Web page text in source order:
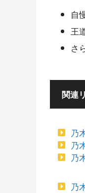
自
王
さ
関連
乃
乃
乃
乃